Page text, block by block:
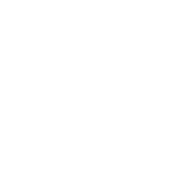
para esta data